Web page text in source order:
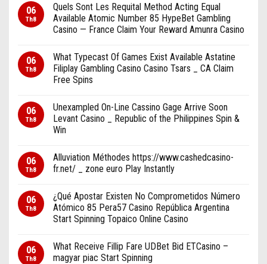
06
Th8
Quels Sont Les Requital Method Acting Equal
Available Atomic Number 85 HypeBet Gambling
Casino — France Claim Your Reward Amunra Casino
06
Th8
What Typecast Of Games Exist Available Astatine
Filiplay Gambling Casino Casino Tsars _ CA Claim
Free Spins
06
Th8
Unexampled On-Line Cassino Gage Arrive Soon
Levant Casino _ Republic of the Philippines Spin &
Win
06
Th8
Alluviation Méthodes https://www.cashedcasino-
fr.net/ _ zone euro Play Instantly
06
Th8
¿Qué Apostar Existen No Comprometidos Número
Atómico 85 Pera57 Casino República Argentina
Start Spinning Topaico Online Casino
06
Th8
What Receive Fillip Fare UDBet Bid ETCasino –
magyar piac Start Spinning